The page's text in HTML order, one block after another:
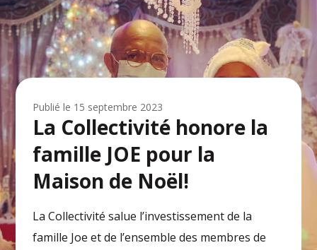
Publié le 15 septembre 2023
La Collectivité honore la
famille JOE pour la
Maison de Noël!
La Collectivité salue l’investissement de la
famille Joe et de l’ensemble des membres de